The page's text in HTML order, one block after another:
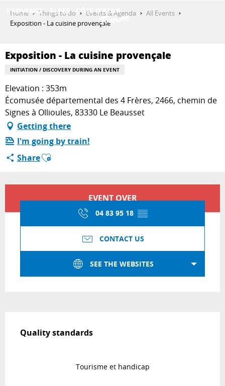
contenu
THINGS TO DO
PLAN YOUR STAY
ESPACE PRO
Home Things to do Events & Agenda
All Events
Exposition - La cuisine provençale
Exposition - La cuisine provençale
INITIATION / DISCOVERY DURING AN EVENT
Elevation : 353m
Écomusée départemental des 4 Frères, 2466, chemin de
Signes à Ollioules, 83330 Le Beausset
Getting there
I'm going by train!
ShareAjouter aux favoris
Opening hours & contact details
EVENT OVER
04 83 95 18 ▒▒
CONTACT US
SEE THE WEBSITES
Quality standards
Quality standards
Tourisme et handicap